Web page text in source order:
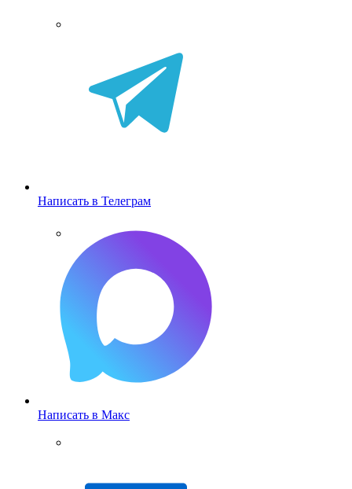
Написать в Телеграм
Написать в Макс